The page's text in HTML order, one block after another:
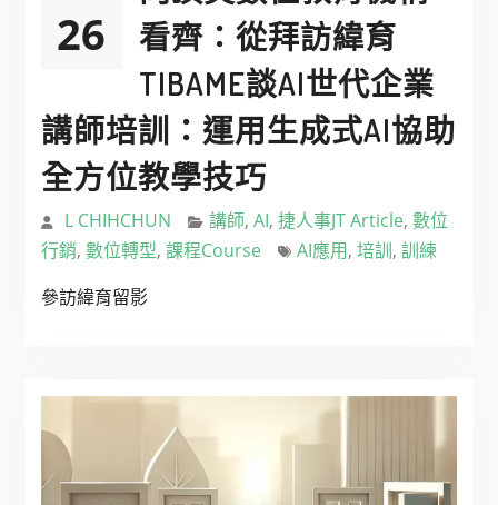
26
看齊：從拜訪緯育
TIBAME談AI世代企業
講師培訓：運用生成式AI協助
全方位教學技巧
L CHIHCHUN 講師, AI, 捷人事JT Article, 數位
行銷, 數位轉型, 課程Course AI應用, 培訓, 訓練
參訪緯育留影